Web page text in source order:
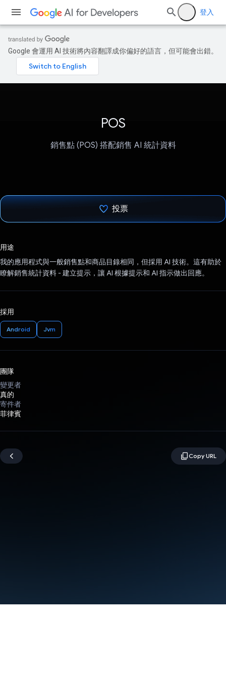
登入
Google 會運用 AI 技術將內容翻譯成你偏好的語言，但可能會出錯。
POS
銷售點 (POS) 搭配銷售 AI 統計資料
投票
用途
我的應用程式與一般銷售點和商品目錄相同，但採用 AI 技術。這有助於
瞭解銷售統計資料 - 建立提示，讓 AI 根據提示和 AI 指示做出回應。
採用
Android Jvm
團隊
變更者
真的
寄件者
菲律賓